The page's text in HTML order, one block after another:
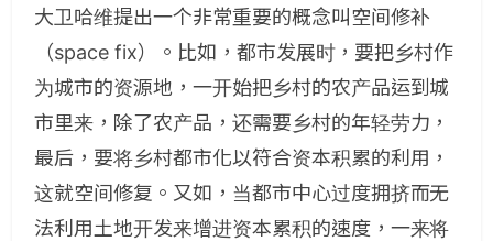
大卫哈维提出一个非常重要的概念叫空间修补
（space fix）。比如，都市发展时，要把乡村作
为城市的资源地，一开始把乡村的农产品运到城
市里来，除了农产品，还需要乡村的年轻劳力，
最后，要将乡村都市化以符合资本积累的利用，
这就空间修复。又如，当都市中心过度拥挤而无
法利用土地开发来增进资本累积的速度，一来将